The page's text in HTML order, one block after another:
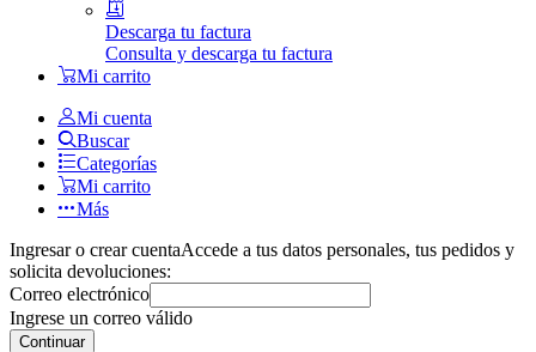
Descarga tu factura
Consulta y descarga tu factura
Mi carrito
Mi cuenta
Buscar
Categorías
Mi carrito
Más
Ingresar o crear cuentaAccede a tus datos personales, tus pedidos y
solicita devoluciones:
Correo electrónico
Ingrese un correo válido
Continuar